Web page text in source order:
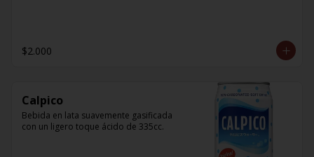
$2.000
Calpico
Bebida en lata suavemente gasificada
con un ligero toque ácido de 335cc.